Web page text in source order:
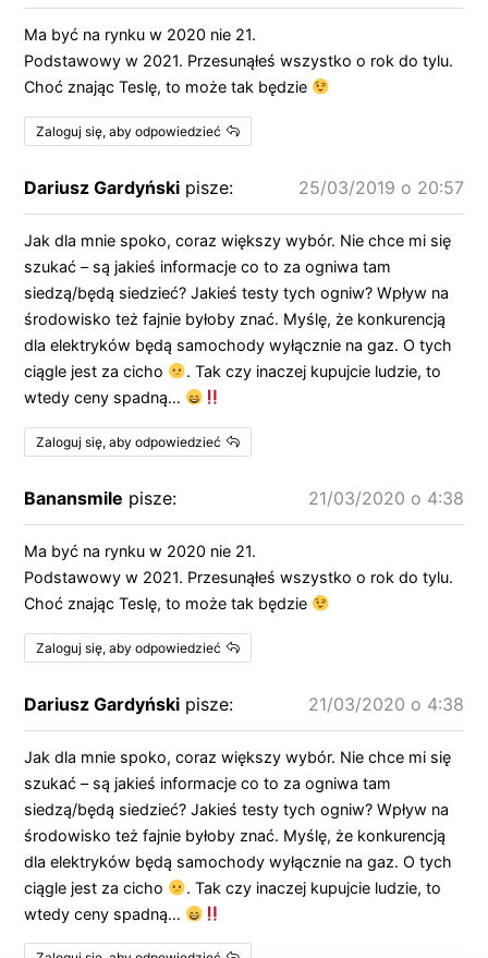
Ma być na rynku w 2020 nie 21.
Podstawowy w 2021. Przesunąłeś wszystko o rok do tylu.
Choć znając Teslę, to może tak będzie
Zaloguj się, aby odpowiedzieć
Dariusz Gardyński pisze: 25/03/2019 o 20:57
Jak dla mnie spoko, coraz większy wybór. Nie chce mi się
szukać – są jakieś informacje co to za ogniwa tam
siedzą/będą siedzieć? Jakieś testy tych ogniw? Wpływ na
środowisko też fajnie byłoby znać. Myślę, że konkurencją
dla elektryków będą samochody wyłącznie na gaz. O tych
ciągle jest za cicho
. Tak czy inaczej kupujcie ludzie, to
wtedy ceny spadną…
Zaloguj się, aby odpowiedzieć
Banansmile pisze: 21/03/2020 o 4:38
Ma być na rynku w 2020 nie 21.
Podstawowy w 2021. Przesunąłeś wszystko o rok do tylu.
Choć znając Teslę, to może tak będzie
Zaloguj się, aby odpowiedzieć
Dariusz Gardyński pisze: 21/03/2020 o 4:38
Jak dla mnie spoko, coraz większy wybór. Nie chce mi się
szukać – są jakieś informacje co to za ogniwa tam
siedzą/będą siedzieć? Jakieś testy tych ogniw? Wpływ na
środowisko też fajnie byłoby znać. Myślę, że konkurencją
dla elektryków będą samochody wyłącznie na gaz. O tych
ciągle jest za cicho
. Tak czy inaczej kupujcie ludzie, to
wtedy ceny spadną…